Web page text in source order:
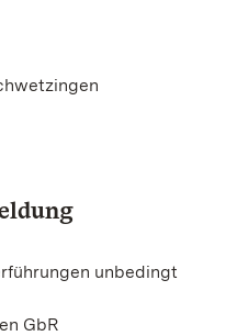
unbedingt
GbR